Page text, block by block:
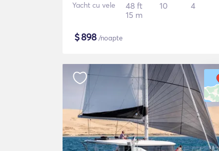
Yacht cu vele
48 ft
15 m
10 4
$898/noapte